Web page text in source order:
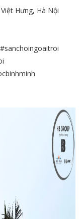
Hưng, Hà Nội